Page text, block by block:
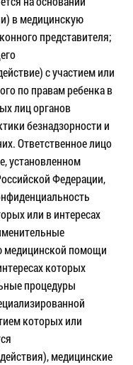
в медицинскую
представителя;
с участием или
по правам ребенка в
лиц органов
безнадзорности и
Ответственное лицо
установленном
Федерации,
или в интересах
медицинской помощи
которых
процедуры
которых или
медицинские